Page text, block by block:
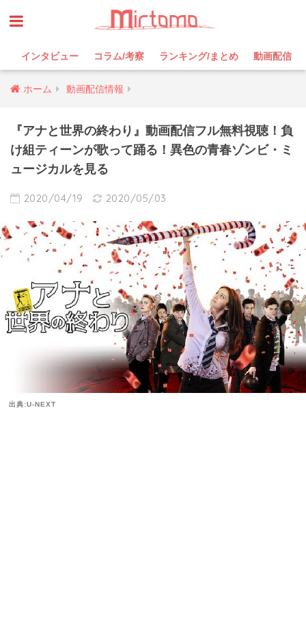
インタビュー コラム/考察 ランキング/まとめ 動画配信
ホーム 動画配信情報
『アナと世界の終わり』動画配信フル無料視聴！負
け組ティーンが歌って踊る！異色の青春ゾンビ・ミ
ュージカルを見る
2020/04/19 2020/05/03
出典:U-NEXT